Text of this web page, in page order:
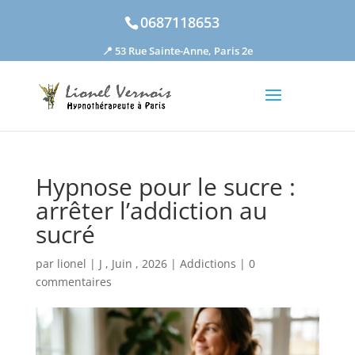
0687118653
📍 53 Rue Sainte-Anne, Paris 2e
Hypnose pour le sucre :
arrêter l’addiction au
sucré
par lionel | J , Juin , 2026| Addictions | 0
commentaires